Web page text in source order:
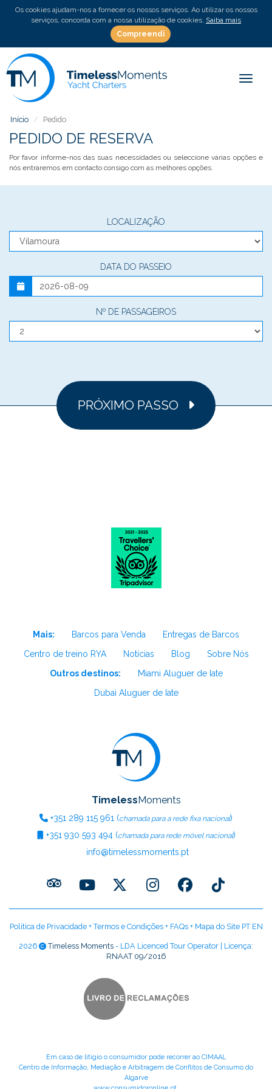
Os cookies ajudam-nos a fornecer os nossos serviços. Ao utilizar os nossos
serviços, concorda com a nossa utilização de cookies. Saiba mais
Compreendi
Início Pedido
PEDIDO DE RESERVA
Por favor informe-nos das suas necessidades ou seleccione várias opções e
nós entraremos em contacto consigo com as melhores opções.
LOCALIZAÇÃO
DATA DO PASSEIO
Nº DE PASSAGEIROS
PRÓXIMO PASSO
Mais: Barcos para Venda
Entregas de Barcos
Centro de treino RYA
Notícias Blog
Sobre Nós
Outros destinos:
Miami Aluguer de Iate
Dubai Aluguer de Iate
TimelessMoments
+351 289 115 961 (chamada para a rede fixa nacional)
+351 930 593 494(chamada para rede móvel nacional)
info@timelessmoments.pt
Política de Privacidade+Termos e Condições+ FAQs+ Mapa do Site PT EN
2026 Timeless Moments - LDA Licenced Tour Operator | Licença:
RNAAT 09/2016
Em caso de litígio o consumidor pode recorrer ao CIMAAL
Centro de Informação, Mediação e Arbitragem de Conflitos de Consumo do
Algarve